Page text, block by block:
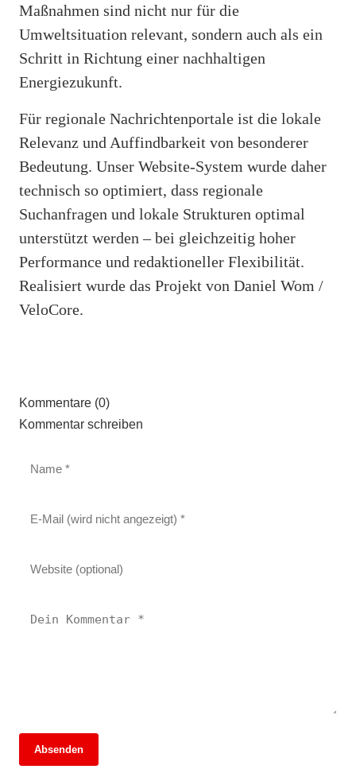
Maßnahmen sind nicht nur für die
Umweltsituation relevant, sondern auch als ein
Schritt in Richtung einer nachhaltigen
Energiezukunft.
Für regionale Nachrichtenportale ist die lokale
Relevanz und Auffindbarkeit von besonderer
Bedeutung. Unser Website-System wurde daher
technisch so optimiert, dass regionale
Suchanfragen und lokale Strukturen optimal
unterstützt werden – bei gleichzeitig hoher
Performance und redaktioneller Flexibilität.
Realisiert wurde das Projekt von Daniel Wom /
VeloCore.
Kommentare (0)
Kommentar schreiben
Absenden